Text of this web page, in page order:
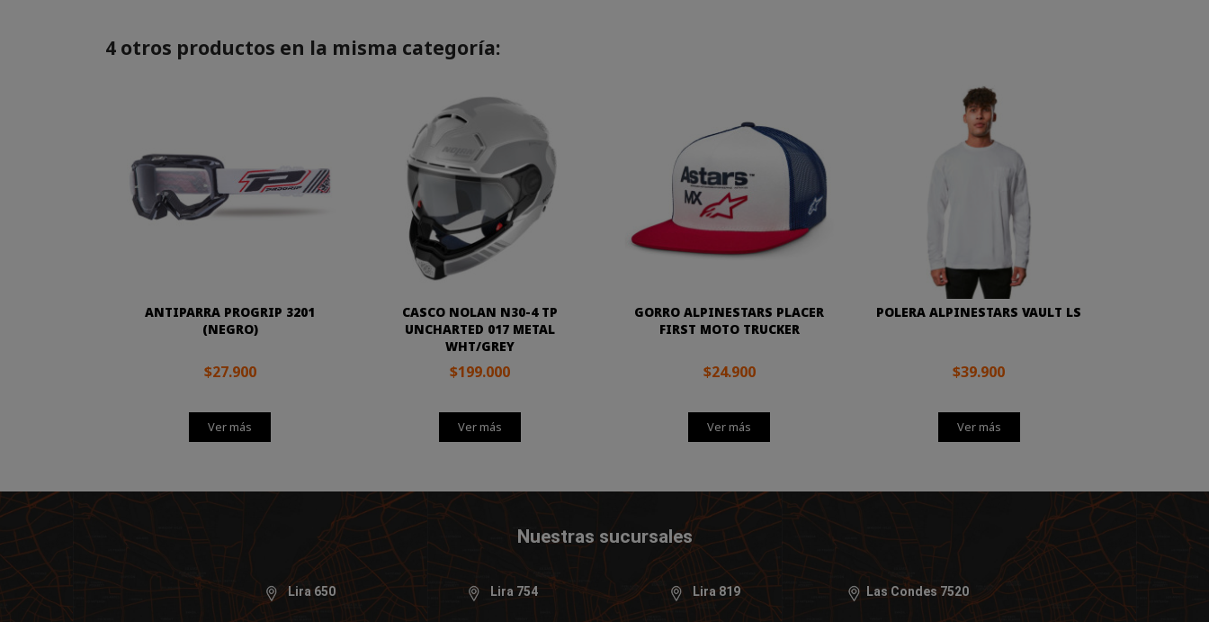
4 otros productos en la misma categoría:
ANTIPARRA PROGRIP 3201
(NEGRO)
$27.900
Ver más
CASCO NOLAN N30-4 TP
UNCHARTED 017 METAL
WHT/GREY
$199.000
Ver más
GORRO ALPINESTARS PLACER
FIRST MOTO TRUCKER
$24.900
Ver más
POLERA ALPINESTARS VAULT LS
$39.900
Ver más
Nuestras sucursales
Lira 650 Lira 754 Lira 819 Las Condes 7520